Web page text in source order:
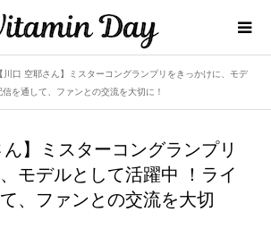
【川口 空耶さん】ミスターコングランプリをきっかけに、モデ
を通して、ファンとの交流を大切に！
ん】ミスターコングランプリ
モデルとして活躍中 ！ライ
、ファンとの交流を大切